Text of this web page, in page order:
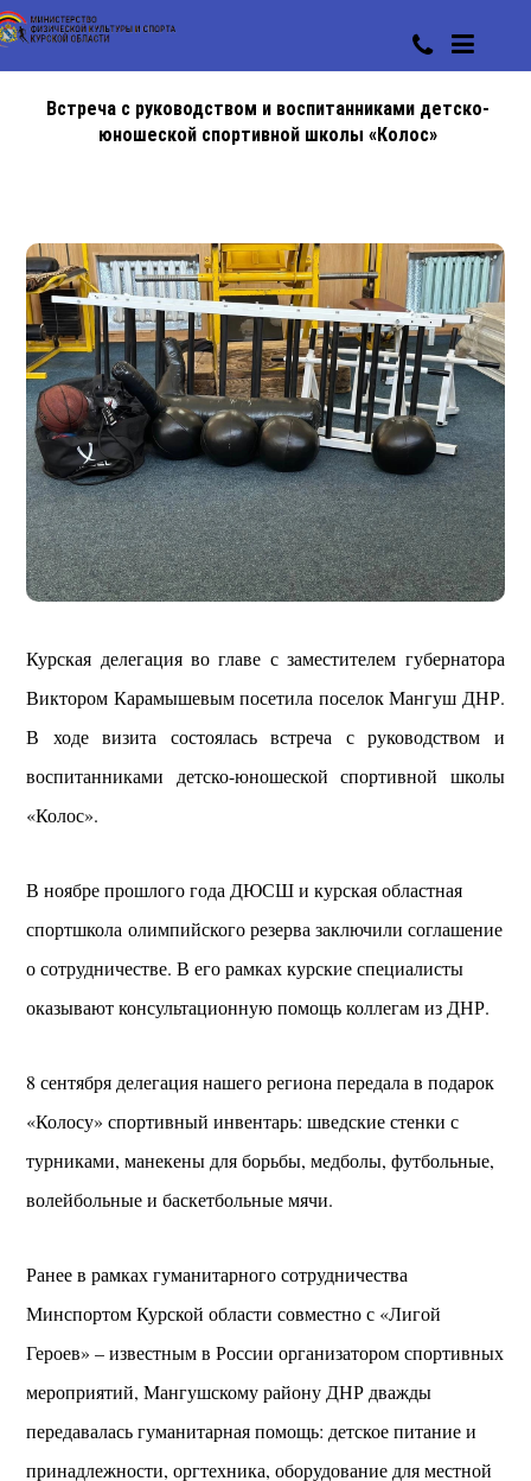
Встреча с руководством и воспитанниками детско-
юношеской спортивной школы «Колос»
Курская делегация во главе с заместителем губернатора
Виктором Карамышевым посетила поселок Мангуш ДНР.
В ходе визита состоялась встреча с руководством и
воспитанниками детско-юношеской спортивной школы
«Колос».
В ноябре прошлого года ДЮСШ и курская областная
спортшкола олимпийского резерва заключили соглашение
о сотрудничестве. В его рамках курские специалисты
оказывают консультационную помощь коллегам из ДНР.
8 сентября делегация нашего региона передала в подарок
«Колосу» спортивный инвентарь: шведские стенки с
турниками, манекены для борьбы, медболы, футбольные,
волейбольные и баскетбольные мячи.
Ранее в рамках гуманитарного сотрудничества
Минспортом Курской области совместно с «Лигой
Героев» – известным в России организатором спортивных
мероприятий, Мангушскому району ДНР дважды
передавалась гуманитарная помощь: детское питание и
принадлежности, оргтехника, оборудование для местной